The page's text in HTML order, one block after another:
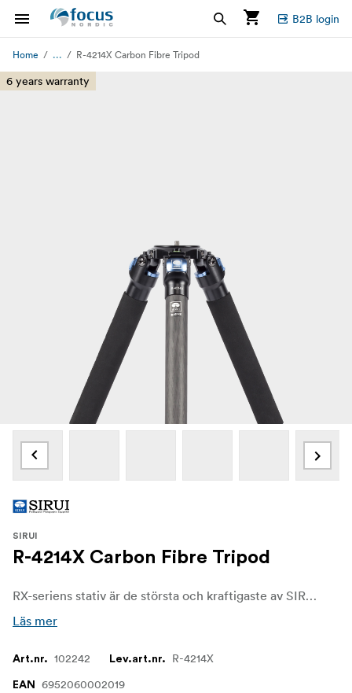
B2B login
Home ... R-4214X Carbon Fibre Tripod
6 years warranty
SIRUI
R-4214X Carbon Fibre Tripod
RX-seriens stativ är de största och kraftigaste av SIRUIs kamerastativ. Med sin höga lastkapacitet på 22 till 30 kg är de särskilt lämpliga för arbete i studio och med stora, tunga DSLR- och videokameror.
Läs mer
Art.nr. 102242 Lev.art.nr. R-4214X
EAN 6952060002019